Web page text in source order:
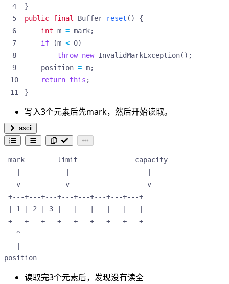
}
public final Buffer reset ()
{
int m = mark;
if
(m < 0)
throw new InvalidMarkException();
position = m;
return this ;
}
写入3个元素后先mark，然后开始读取。
ascii
mark        limit              capacity
   v           v                   v
+---+---+---+---+---+---+---+---+
| 1 | 2 | 3 |   |   |   |   |   |
+---+---+---+---+---+---+---+---+
   ^
position
读取完3个元素后，发现没有读全